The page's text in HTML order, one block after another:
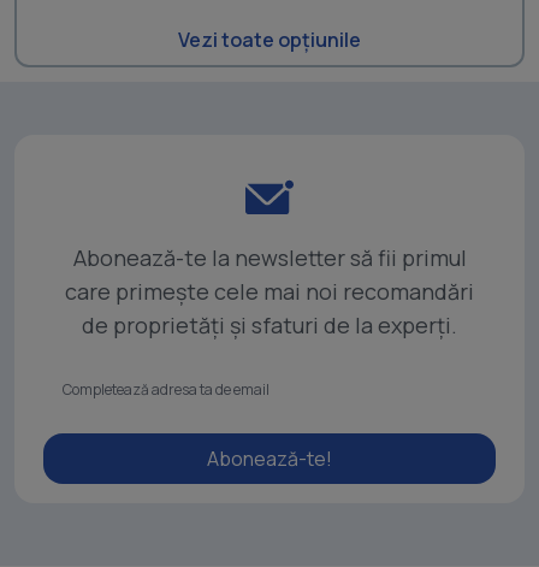
Vezi toate opțiunile
Abonează-te la newsletter să fii primul
care primește cele mai noi recomandări
de proprietăți și sfaturi de la experți.
Abonează-te!